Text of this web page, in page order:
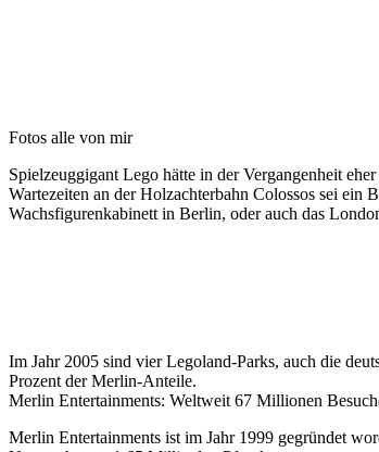
Fotos alle von mir
Spielzeuggigant Lego hätte in der Vergangenheit
Wartezeiten an der Holzachterbahn Colossos sei ein
Wachsfigurenkabinett in Berlin, oder auch das
Im Jahr 2005 sind vier Legoland-Parks, auch die
Prozent der Merlin-Anteile.
Merlin Entertainments: Weltweit 67 Millionen
Merlin Entertainments ist im Jahr 1999 gegründet